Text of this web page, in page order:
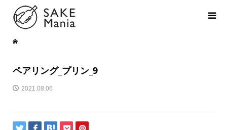
ペアリング_プリン_9
2021.08.06